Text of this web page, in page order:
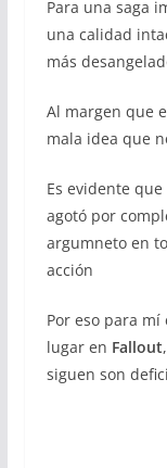
Para una saga
una calidad
más
Al margen que
mala idea que
Es evidente
agotó por
argumneto en
acción
Por eso para
lugar en Fallout
siguen son